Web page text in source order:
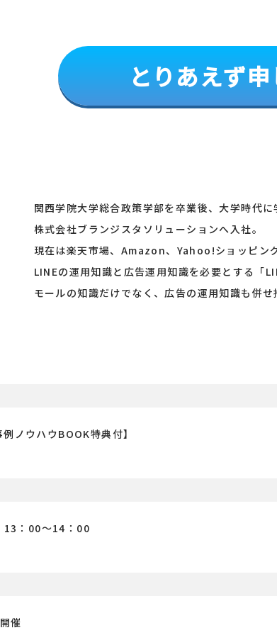
とりあえず
関西学院大学総合政策学部を卒業後、大学時代
株式会社ブランジスタソリューションへ入社。
現在は楽天市場、Amazon、Yahoo!ショッピン
LINEの運用知識と広告運用知識を必要とする「
モールの知識だけでなく、広告の運用知識も併せ
ノウハウBOOK特典付】
：00～14：00
催